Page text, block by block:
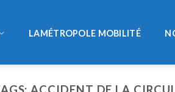
LAMÉTROPOLE MOBILITÉ